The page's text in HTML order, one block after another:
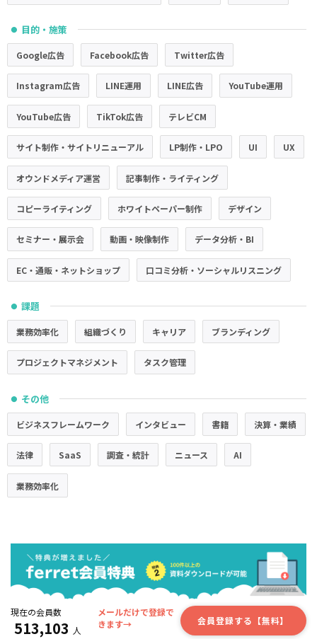
● 目的・施策
Google広告 Facebook広告 Twitter広告
Instagram広告 LINE運用 LINE広告 YouTube運用
YouTube広告 TikTok広告 テレビCM
サイト制作・サイトリニューアル LP制作・LPO UI UX
オウンドメディア運営 記事制作・ライティング
コピーライティング ホワイトペーパー制作 デザイン
セミナー・展示会 動画・映像制作 データ分析・BI
EC・通販・ネットショップ 口コミ分析・ソーシャルリスニング
● 課題
業務効率化 組織づくり キャリア ブランディング
プロジェクトマネジメント タスク管理
● その他
ビジネスフレームワーク インタビュー 書籍 決算・業績
法律 SaaS 調査・統計 ニュース AI
業務効率化
現在の会員数
513,103 人
メールだけで登録で
きます→
会員登録する【無料】